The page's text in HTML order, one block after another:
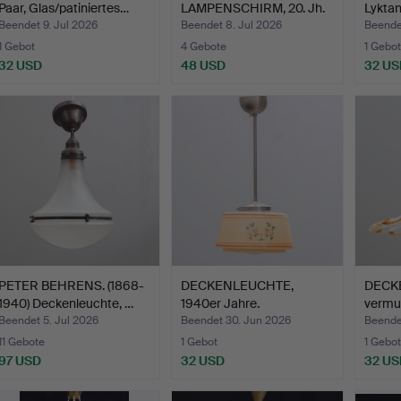
Paar, Glas/patiniertes…
Beendet 9. Jul 2026
Gebot
USD
LAMPENSCHIRM, 20. Jh.
Beendet 8. Jul 2026
4 Gebote
48 USD
1 Gebot
32
PETER BEHRENS. (1868-
Deckenleuchte, …
Beendet 5. Jul 2026
Gebote
USD
DECKENLEUCHTE,
1940er Jahre.
Beendet 30. Jun 2026
1 Gebot
32 USD
1 Gebot
32